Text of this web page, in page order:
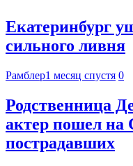
Екатеринбург
сильного ливня
Рамблер1 месяц спустя 0
Родственница
актер пошел на
пострадавших